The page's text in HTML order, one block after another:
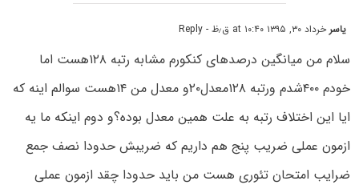
یاسرخرداد ۳۰, ۱۳۹۵ at ۱۰:۴۰ ق٫ظ - Reply
سلام من میانگین درصدهای کنکورم مشابه رتبه ۱۲۸هست اما
خودم ۴۰۰شدم ورتبه ۱۲۸معدل۲۰و معدل من ۱۴هست سوالم اینه که
ایا این اختلاف رتبه به علت همین معدل بوده؟و دوم اینکه ما یه
ازمون عملی ضریب پنج هم داریم که ضریبش حدودا نصف جمع
ضرایب امتحان تئوری هست من باید حدودا چقد ازمون عملی